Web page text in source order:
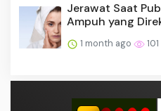
Jerawat Saat
Ampuh yang
1 month ago 101